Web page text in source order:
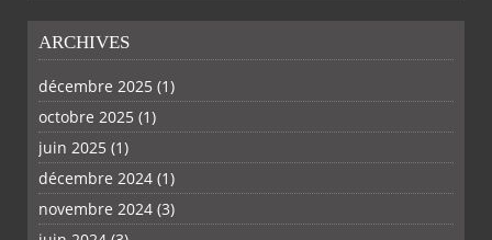
ARCHIVES
décembre 2025 (1)
octobre 2025 (1)
juin 2025 (1)
décembre 2024 (1)
novembre 2024 (3)